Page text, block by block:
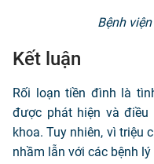
Bệnh
Kết luận
Rối loạn tiền đình là
được phát hiện và
khoa. Tuy nhiên, vì triệu
nhầm lẫn với các bệnh